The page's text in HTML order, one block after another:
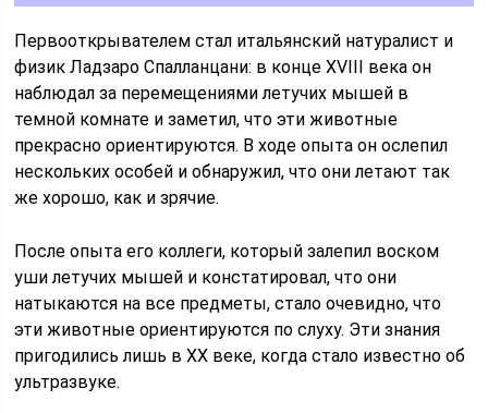
Первооткрывателем стал итальянский натуралист и
физик Ладзаро Спалланцани: в конце XVIII века он
наблюдал за перемещениями летучих мышей в
темной комнате и заметил, что эти животные
прекрасно ориентируются. В ходе опыта он ослепил
нескольких особей и обнаружил, что они летают так
же хорошо, как и зрячие.
После опыта его коллеги, который залепил воском
уши летучих мышей и констатировал, что они
натыкаются на все предметы, стало очевидно, что
эти животные ориентируются по слуху. Эти знания
пригодились лишь в XX веке, когда стало известно об
ультразвуке.